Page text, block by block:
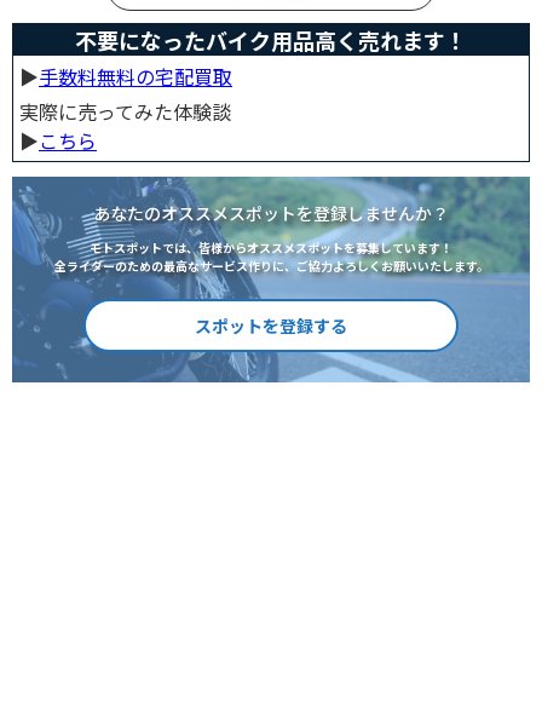
不要になったバイク用品高く売れます！
▶︎手数料無料の宅配買取
実際に売ってみた体験談
▶︎こちら
あなたのオススメスポットを登録しませんか？
モトスポットでは、皆様からオススメスポットを募集しています！
全ライダーのための最高なサービス作りに、ご協力よろしくお願いいたします。
スポットを登録する